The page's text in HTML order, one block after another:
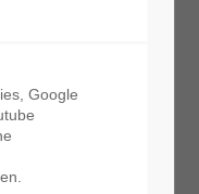
Google